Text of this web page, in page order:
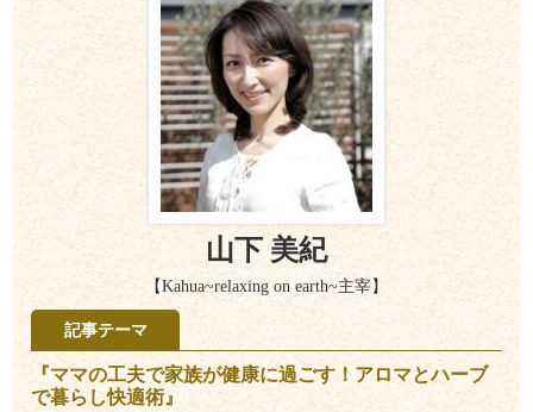
山下 美紀
【Kahua~relaxing on earth~主宰】
記事テーマ
『ママの工夫で家族が健康に過ごす！アロマとハーブ
で暮らし快適術』